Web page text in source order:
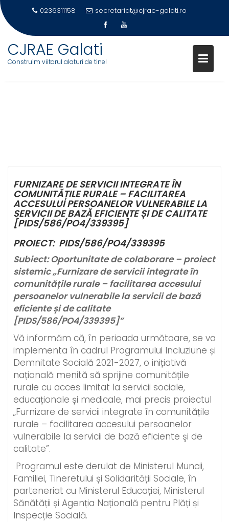
content
0236311158 secretariat@cjrae-galati.ro
CJRAE Galati
Construim viitorul alaturi de tine!
FURNIZARE DE SERVICII INTEGRATE ÎN
COMUNITĂȚILE RURALE – FACILITAREA
ACCESULUI PERSOANELOR VULNERABILE LA
SERVICII DE BAZĂ EFICIENTE ȘI DE CALITATE
[PIDS/586/PO4/339395]
PROIECT: PIDS/586/PO4/339395
Subiect: Oportunitate de colaborare – proiect
sistemic „Furnizare de servicii integrate în
comunitățile rurale – facilitarea accesului
persoanelor vulnerabile la servicii de bază
eficiente și de calitate
[PIDS/586/PO4/339395]”
Vă informăm că, în perioada următoare, se va
implementa în cadrul Programului Incluziune și
Demnitate Socială 2021-2027, o inițiativă
națională menită să sprijine comunitățile
rurale cu acces limitat la servicii sociale,
educaționale și medicale, mai precis proiectul
„Furnizare de servicii integrate în comunitățile
rurale – facilitarea accesului persoanelor
vulnerabile la servicii de bază eficiente şi de
calitate”.
Programul este derulat de Ministerul Muncii,
Familiei, Tineretului și Solidarității Sociale, în
parteneriat cu Ministerul Educației, Ministerul
Sănătății și Agenția Națională pentru Plăți și
Inspecție Socială.